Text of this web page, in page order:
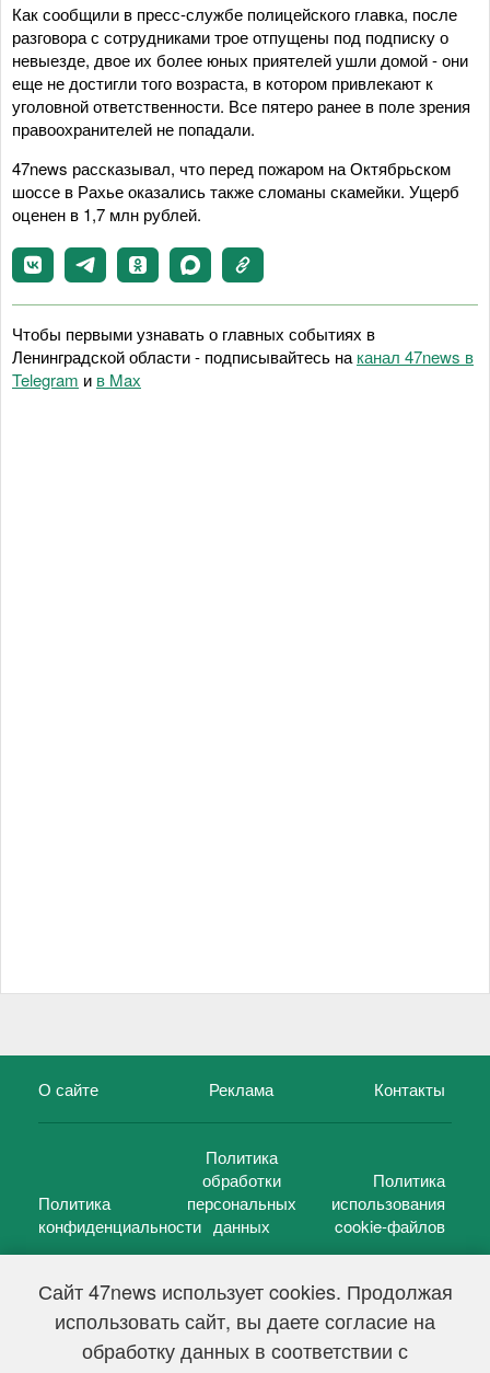
Сайт 47news использует cookies. Продолжая
использовать сайт, вы даете согласие на
обработку данных в соответствии с
Как сообщили в пресс-службе полицейского главка, после
разговора с сотрудниками трое отпущены под подписку о
невыезде, двое их более юных приятелей ушли домой - они
еще не достигли того возраста, в котором привлекают к
уголовной ответственности. Все пятеро ранее в поле зрения
правоохранителей не попадали.
47news рассказывал, что перед пожаром на Октябрьском
шоссе в Рахье оказались также сломаны скамейки. Ущерб
оценен в 1,7 млн рублей.
Чтобы первыми узнавать о главных событиях в
Ленинградской области - подписывайтесь на канал 47news в
Telegram и в Maх
О сайте Реклама Контакты
Политика
конфиденциальности
Политика
обработки
персональных
данных
Политика
использования
cookie-файлов
47 новостей (47 news)2005 — 2026 г.
Свидетельство о регистрации СМИ Эл № ФС 77-39848, выдано